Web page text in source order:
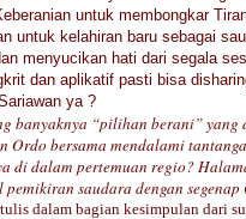
untuk membongkar
untuk kelahiran baru sebagai
menyucikan hati dari segala
dan aplikatif pasti bisa
ya ?
banyaknya “pilihan berani”
Ordo bersama mendalami
di dalam pertemuan regio?
saudara de­ngan segenap
dalam bagian kesimpulan dari